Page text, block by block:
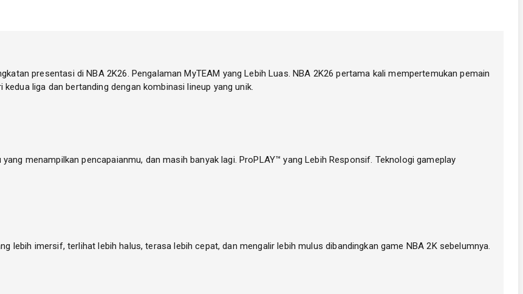
presentasi di NBA 2K26. Pengalaman MyTEAM yang Lebih Luas. NBA 2K26 pertama kali mempertemukan pemain
liga dan bertanding dengan kombinasi lineup yang unik.
menampilkan pencapaianmu, dan masih banyak lagi. ProPLAY™ yang Lebih Responsif. Teknologi gameplay
lebih imersif, terlihat lebih halus, terasa lebih cepat, dan mengalir lebih mulus dibandingkan game NBA 2K sebelumnya.